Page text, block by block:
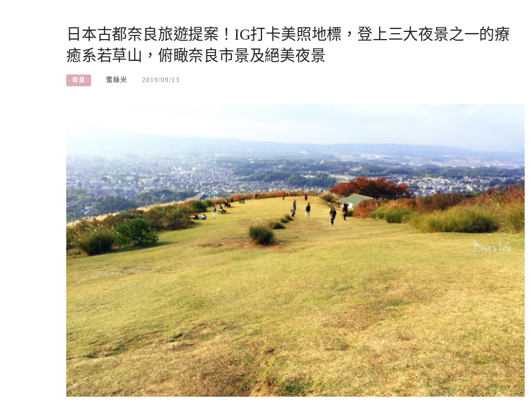
日本古都奈良旅遊提案！IG打卡美照地標，登上三大夜景之一的療
癒系若草山，俯瞰奈良市景及絕美夜景
奈良 蜜絲米 2019/09/13